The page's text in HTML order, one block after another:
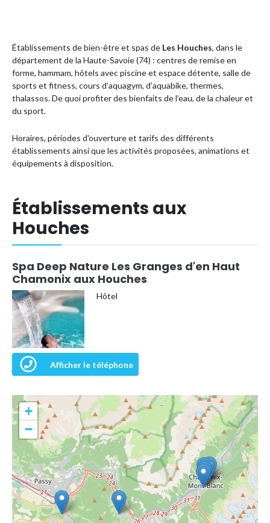
Établissements de bien-être et spas de Les Houches, dans le
département de la Haute-Savoie (74) : centres de remise en
forme, hammam, hôtels avec piscine et espace détente, salle de
sports et fitness, cours d’aquagym, d’aquabike, thermes,
thalassos. De quoi profiter des bienfaits de l’eau, de la chaleur et
du sport.
Horaires, périodes d'ouverture et tarifs des différents
établissements ainsi que les activités proposées, animations et
équipements à disposition.
Établissements aux
Houches
Spa Deep Nature Les Granges d'en Haut
Chamonix aux Houches
Hôtel
Afficher le téléphone
+
−